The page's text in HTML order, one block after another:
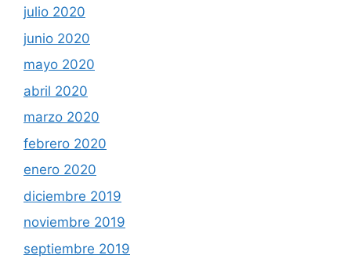
julio 2020
junio 2020
mayo 2020
abril 2020
marzo 2020
febrero 2020
enero 2020
diciembre 2019
noviembre 2019
septiembre 2019